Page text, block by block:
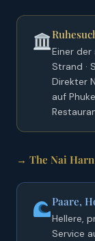
Einer
Strand ·
Direkter
auf
→ The Nai Harn
Paare,
Hellere,
Service